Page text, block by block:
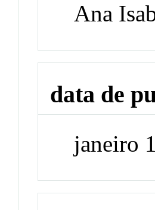
Ana
data de
janeiro